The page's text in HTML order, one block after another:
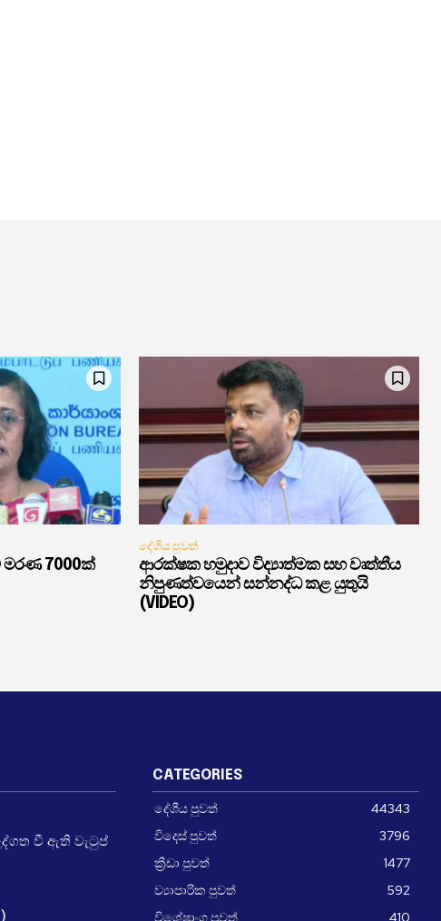
7000ක්
දේශීය පුවත්
ආරක්ෂක හමුදාව විද්‍යාත්මක සහ වෘත්තීය
නිපුණත්වයෙන් සන්නද්ධ කළ යුතුයි
(VIDEO)
වී ඇති වැටුප්
CATEGORIES
දේශීය පුවත්
44343
විදෙස් පුවත්
3796
ක්‍රීඩා පුවත්
1477
ව්‍යාපාරික පුවත්
592
විශේෂාංග පුවත්
410